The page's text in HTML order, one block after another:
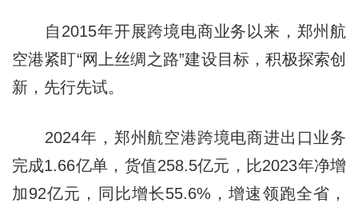
自2015年开展跨境电商业务以来，郑州航
空港紧盯“网上丝绸之路”建设目标，积极探索创
新，先行先试。
2024年，郑州航空港跨境电商进出口业务
完成1.66亿单，货值258.5亿元，比2023年净增
加92亿元，同比增长55.6%，增速领跑全省，